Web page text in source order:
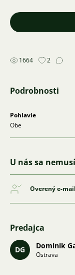
1664 2
Podrobnosti
Pohlavie
Obe
U nás sa
Overený e-mail
Predajca
DG Dominik
Ostrava